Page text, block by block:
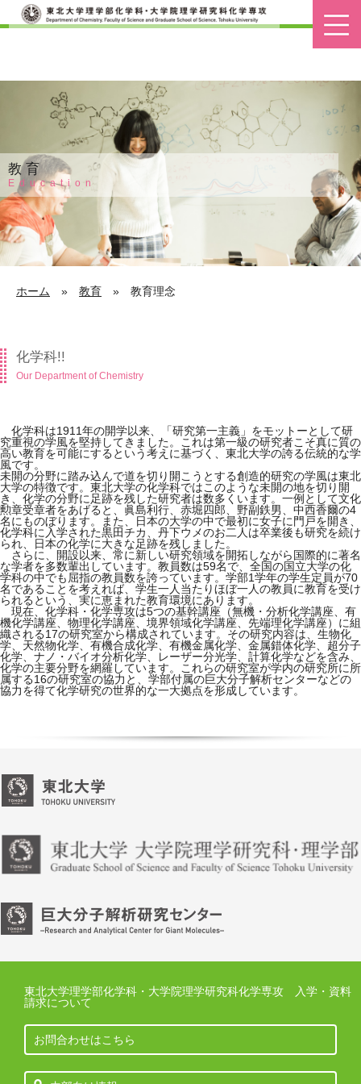
教育
Education
ホーム » 教育 » 教育理念
化学科!!
Our Department of Chemistry
化学科は1911年の開学以来、「研究第一主義」をモットーとして研
究重視の学風を堅持してきました。これは第一級の研究者こそ真に質の
高い教育を可能にするという考えに基づく、東北大学の誇る伝統的な学
風です。
未開の分野に踏み込んで道を切り開こうとする創造的研究の学風は東北
大学の特徴です。東北大学の化学科ではこのような未開の地を切り開
き、化学の分野に足跡を残した研究者は数多くいます。一例として文化
勲章受章者をあげると、眞島利行、赤堀四郎、野副鉄男、中西香爾の4
名にものぼります。また、日本の大学の中で最初に女子に門戸を開き、
化学科に入学された黒田チカ、丹下ウメのお二人は卒業後も研究を続け
られ、日本の化学に大きな足跡を残しました。
さらに、開設以来、常に新しい研究領域を開拓しながら国際的に著名
な学者を多数輩出しています。教員数は59名で、全国の国立大学の化
学科の中でも屈指の教員数を誇っています。学部1学年の学生定員が70
名であることを考えれば、学生一人当たりほぼ一人の教員に教育を受け
られるという、実に恵まれた教育環境にあります。
現在、化学科・化学専攻は5つの基幹講座（無機・分析化学講座、有
機化学講座、物理化学講座、境界領域化学講座、先端理化学講座）に組
織される17の研究室から構成されています。その研究内容は、生物化
学、天然物化学、有機合成化学、有機金属化学、金属錯体化学、超分子
化学、ナノ・バイオ分析化学、レーザー分光学、計算化学などを含み、
化学の主要分野を網羅しています。これらの研究室が学内の研究所に所
属する16の研究室の協力と、学部付属の巨大分子解析センターなどの
協力を得て化学研究の世界的な一大拠点を形成しています。
東北大学理学部化学科・大学院理学研究科化学専攻 入学・資料
請求について
お問合わせはこちら